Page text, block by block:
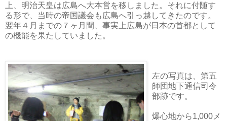
上、明治天皇は広島へ大本営を移しました。それに付随す
る形で、当時の帝国議会も広島へ引っ越してきたのです。
翌年４月までの７ヶ月間、事実上広島が日本の首都として
の機能を果たしていました。
左の写真は、第五
師団地下通信司令
部跡です。
爆心地から1,000メ